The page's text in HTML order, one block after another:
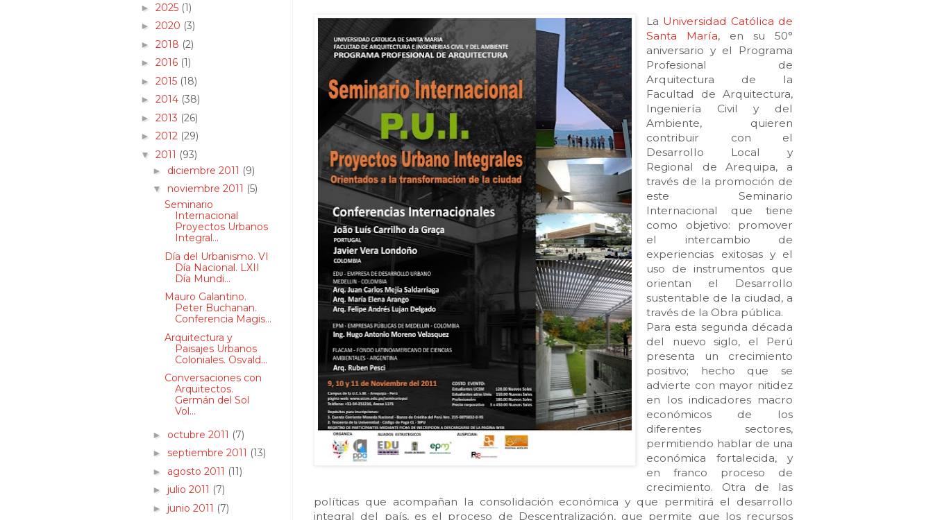
La Universidad Católica de
Santa María, en su 50°
aniversario y el Programa
Profesional de
Arquitectura de la
Facultad de Arquitectura,
Ingeniería Civil y del
Ambiente, quieren
contribuir con el
Desarrollo Local y
Regional de Arequipa, a
través de la promoción de
este Seminario
Internacional que tiene
como objetivo: promover
el intercambio de
experiencias exitosas y el
uso de instrumentos que
orientan el Desarrollo
sustentable de la ciudad, a
través de la Obra pública.
Para esta segunda década
del nuevo siglo, el Perú
presenta un crecimiento
positivo; hecho que se
advierte con mayor nitidez
en los indicadores macro
económicos de los
diferentes sectores,
permitiendo hablar de una
económica fortalecida, y
en franco proceso de
crecimiento. Otra de las
políticas que acompañan la consolidación económica y que permitirá el desarrollo
integral del país, es el proceso de Descentralización, que permite que los recursos
► 2025 (1)
► 2020 (3)
► 2018 (2)
► 2016 (1)
► 2015 (18)
► 2014 (38)
► 2013 (26)
► 2012 (29)
▼ 2011 (93)
► diciembre 2011 (9)
▼ noviembre 2011 (5)
Seminario
Internacional
Proyectos Urbanos
Integral...
Día del Urbanismo. VI
Día Nacional. LXII
Día Mundi...
Mauro Galantino.
Peter Buchanan.
Conferencia Magis...
Arquitectura y
Paisajes Urbanos
Coloniales. Osvald...
Conversaciones con
Arquitectos.
Germán del Sol
Vol...
► octubre 2011 (7)
► septiembre 2011 (13)
► agosto 2011 (11)
► julio 2011 (7)
► junio 2011 (7)